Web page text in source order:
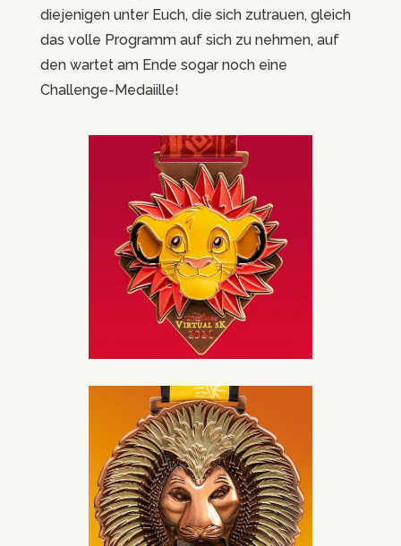
diejenigen unter Euch, die sich zutrauen, gleich
das volle Programm auf sich zu nehmen, auf
den wartet am Ende sogar noch eine
Challenge-Medaiille!